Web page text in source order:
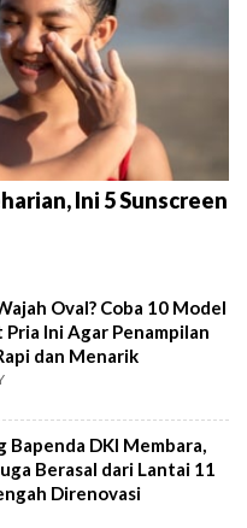
Ini 5 Sunscreen
Oval? Coba 10 Model
Pria Ini Agar Penampilan
dan Menarik
Bapenda DKI Membara,
Berasal dari Lantai 11
Direnovasi